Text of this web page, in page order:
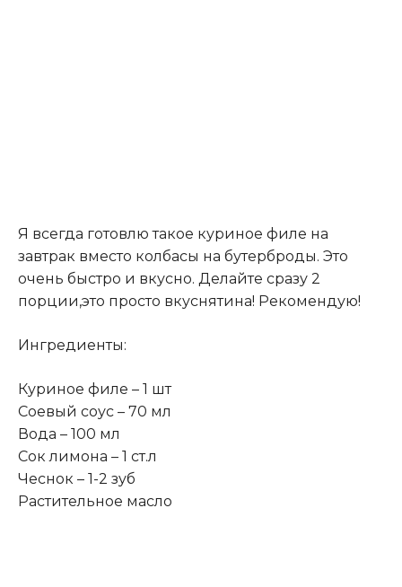
Я всегда готовлю такое куриное филе на
завтрак вместо колбасы на бутерброды. Это
очень быстро и вкусно. Делайте сразу 2
порции,это просто вкуснятина! Рекомендую!
Ингредиенты:
Куриное филе – 1 шт
Соевый соус – 70 мл
Вода – 100 мл
Сок лимона – 1 ст.л
Чеснок – 1-2 зуб
Растительное масло